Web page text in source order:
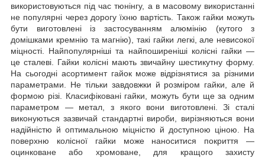
використовуються під час тюнінгу, а в масовому використанні
не популярні через дорогу їхню вартість. Також гайки можуть
бути виготовлені із застосуванням алюмінію (кутого з
домішками кремнію та магнію), такі гайки легкі, але невисокої
міцності. Найпопулярніші та найпоширеніші колісні гайки —
це сталеві. Гайки колісні мають звичайну шестикутну форму.
На сьогодні асортимент гайок може відрізнятися за різними
параметрами. Не тільки завдовжки й розміром гайки, але й
формою різі. Класифіковані гайки, можуть бути ще за одним
параметром — метал, з якого вони виготовлені. Зі сталі
виконуються зазвичай стандартні вироби, вирізняються вони
надійністю й оптимальною міцністю й доступною ціною. На
поверхню колісної гайки може наноситися покриття —
оцинковане або хромоване, для кращого захисту